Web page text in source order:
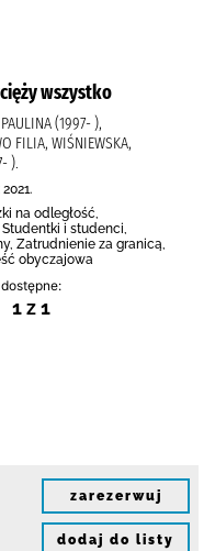
wszystko
(1997- ),
FILIA, WIŚNIEWSKA,
).
na odległość,
i studenci,
Zatrudnienie za granicą,
obyczajowa
dostępne:
1 z 1
zarezerwuj
dodaj do listy